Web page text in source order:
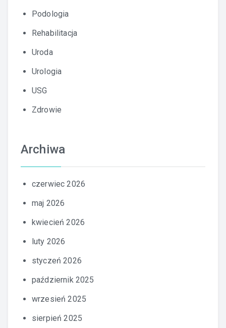
Podologia
Rehabilitacja
Uroda
Urologia
USG
Zdrowie
Archiwa
czerwiec 2026
maj 2026
kwiecień 2026
luty 2026
styczeń 2026
październik 2025
wrzesień 2025
sierpień 2025